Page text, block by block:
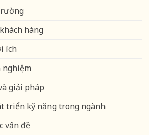
hàng
ích
nghiệm
giải pháp
triển kỹ năng trong ngành
vấn đề